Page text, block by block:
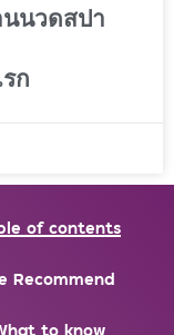
นนวดสปา
ก
of contents
Recommend
to know